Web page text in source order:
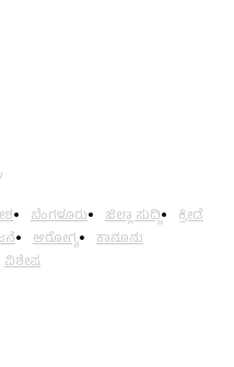
ಬೆಂಗಳೂರು ಜಿಲ್ಲಾ ಸುದ್ದಿ
ಕ್ರೀಡೆ
ಆರೋಗ್ಯ
ಕಾನೂನು
ವಿಶೇಷ